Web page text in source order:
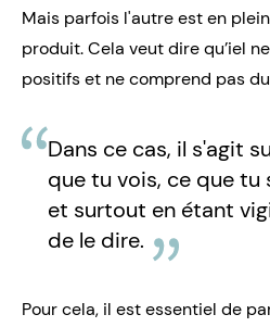
Mais parfois l'autre est en
produit. Cela veut dire qu’iel
positifs et ne comprend pas
Dans ce cas, il s'agit
que tu vois, ce que tu
et surtout en étant
de le dire.
Pour cela, il est essentiel de